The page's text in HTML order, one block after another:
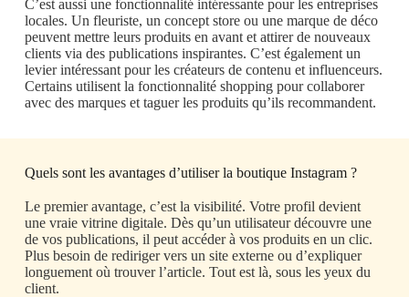
C’est aussi une fonctionnalité intéressante pour les entreprises
locales. Un fleuriste, un concept store ou une marque de déco
peuvent mettre leurs produits en avant et attirer de nouveaux
clients via des publications inspirantes. C’est également un
levier intéressant pour les créateurs de contenu et influenceurs.
Certains utilisent la fonctionnalité shopping pour collaborer
avec des marques et taguer les produits qu’ils recommandent.
Quels sont les avantages d’utiliser la boutique Instagram ?
Le premier avantage, c’est la visibilité. Votre profil devient
une vraie vitrine digitale. Dès qu’un utilisateur découvre une
de vos publications, il peut accéder à vos produits en un clic.
Plus besoin de rediriger vers un site externe ou d’expliquer
longuement où trouver l’article. Tout est là, sous les yeux du
client.